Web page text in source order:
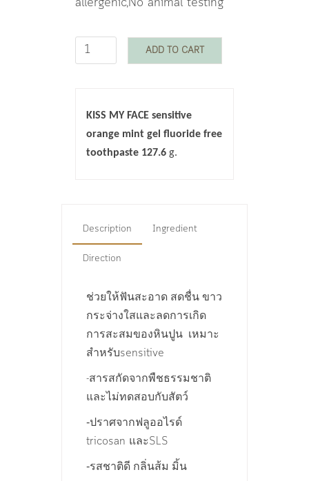
allergenic,No animal testing
ADD TO CART
KISS MY FACE sensitive
orange mint gel fluoride free
toothpaste 127.6 g.
Description Ingredient
Direction
ช่วยให้ฟันสะอาด สดชื่น ขาว
กระจ่างใสและลดการเกิด
การสะสมของหินปูน เหมาะ
สำหรับsensitive
-สารสกัดจากพืชธรรมชาติ
และไม่ทดสอบกับสัตว์
-ปราศจากฟลูออไรด์
tricosan และSLS
-รสชาติดี กลิ่นส้ม มิ้น